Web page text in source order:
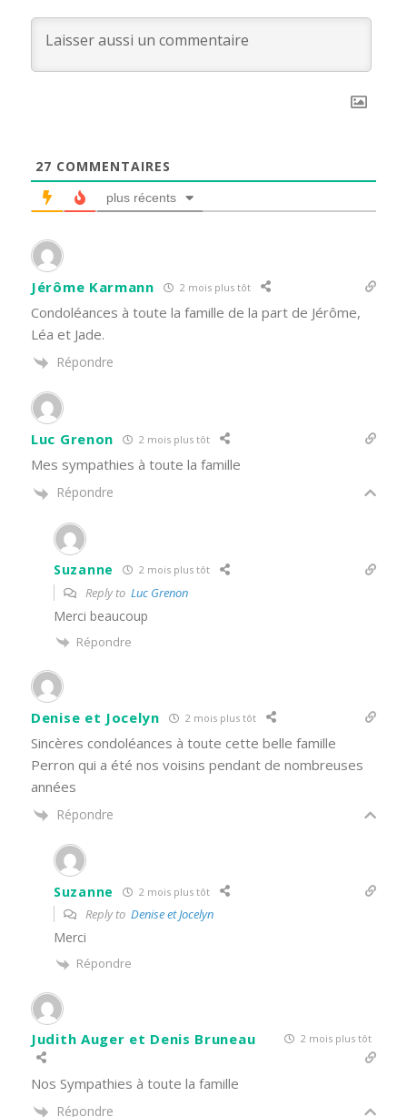
27 COMMENTAIRES
plus récents
Jérôme Karmann 2 mois plus tôt
Condoléances à toute la famille de la part de Jérôme,
Léa et Jade.
Répondre
Luc Grenon 2 mois plus tôt
Mes sympathies à toute la famille
Répondre
Suzanne 2 mois plus tôt
Reply to Luc Grenon
Merci beaucoup
Répondre
Denise et Jocelyn 2 mois plus tôt
Sincères condoléances à toute cette belle famille
Perron qui a été nos voisins pendant de nombreuses
années
Répondre
Suzanne 2 mois plus tôt
Reply to Denise et Jocelyn
Merci
Répondre
Judith Auger et Denis Bruneau 2 mois plus tôt
Nos Sympathies à toute la famille
Répondre